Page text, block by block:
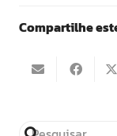
Compartilhe